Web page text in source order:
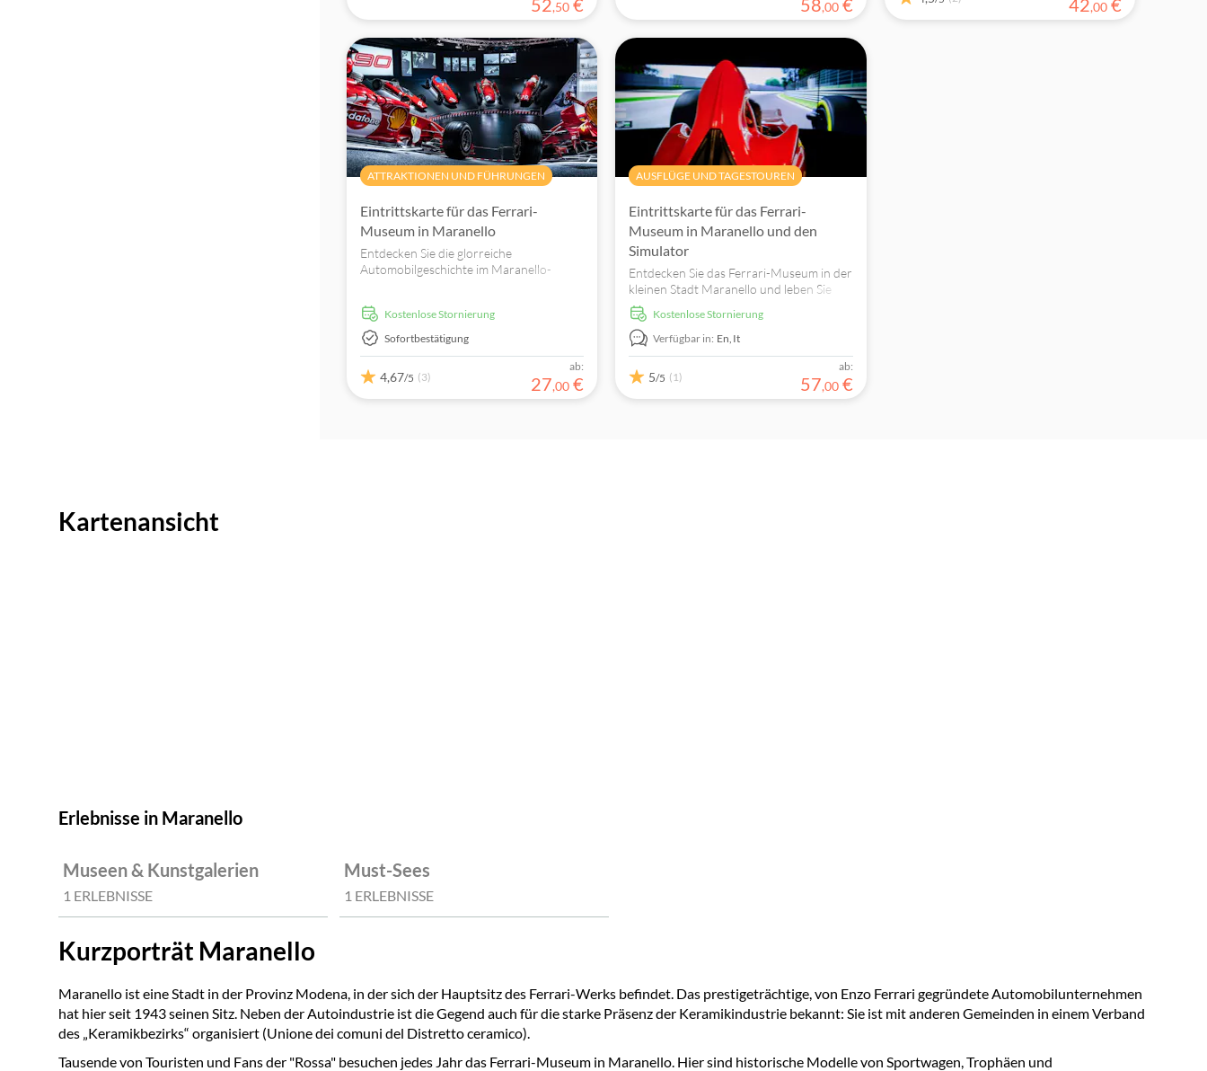
52,50 € 58,00 € 42,00 €
ATTRAKTIONEN UND FÜHRUNGEN
Eintrittskarte für das Ferrari-
Museum in Maranello
Entdecken Sie die glorreiche
Automobilgeschichte im Maranello-
kostenlose Stornierung
Sofortbestätigung
4,67/5 (3)
ab:
27,00 €
AUSFLÜGE UND TAGESTOUREN
Eintrittskarte für das Ferrari-
Museum in Maranello und den
Simulator
Entdecken Sie das Ferrari-Museum in der
kleinen Stadt Maranello und leben Sie
einen Tag lang wie ein Ferrari-Fahrer.
kostenlose Stornierung
Verfügbar in: En,It
5/5 (1)
ab:
57,00 €
Kartenansicht
Erlebnisse in Maranello
Museen & Kunstgalerien
1 ERLEBNISSE
Must-Sees
1 ERLEBNISSE
Kurzporträt Maranello
Maranello ist eine Stadt in der Provinz Modena, in der sich der Hauptsitz des Ferrari-Werks befindet. Das prestigeträchtige, von Enzo Ferrari gegründete Automobilunternehmen
hat hier seit 1943 seinen Sitz. Neben der Autoindustrie ist die Gegend auch für die starke Präsenz der Keramikindustrie bekannt: Sie ist mit anderen Gemeinden in einem Verband
des „Keramikbezirks“ organisiert (Unione dei comuni del Distretto ceramico).
Tausende von Touristen und Fans der "Rossa" besuchen jedes Jahr das Ferrari-Museum in Maranello. Hier sind historische Modelle von Sportwagen, Trophäen und